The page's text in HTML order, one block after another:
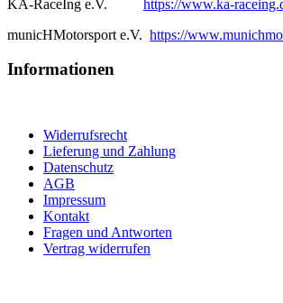
KA-RaceIng e.V. https://www.ka-
municHMotorsport e.V. https://
Informationen
Widerrufsrecht
Lieferung und Zahlung
Datenschutz
AGB
Impressum
Kontakt
Fragen und Antworten
Vertrag widerrufen